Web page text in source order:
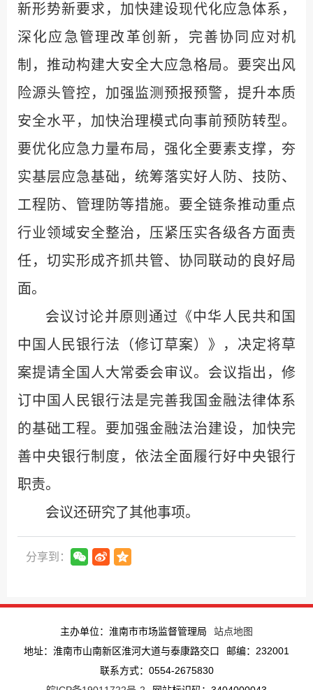
新形势新要求，加快建设现代化应急体系，
深化应急管理改革创新，完善协同应对机
制，推动构建大安全大应急格局。要突出风
险源头管控，加强监测预报预警，提升本质
安全水平，加快治理模式向事前预防转型。
要优化应急力量布局，强化全要素支撑，夯
实基层应急基础，统筹落实好人防、技防、
工程防、管理防等措施。要全链条推动重点
行业领域安全整治，压紧压实各级各方面责
任，切实形成齐抓共管、协同联动的良好局
面。
会议讨论并原则通过《中华人民共和国
中国人民银行法（修订草案）》，决定将草
案提请全国人大常委会审议。会议指出，修
订中国人民银行法是完善我国金融法律体系
的基础工程。要加强金融法治建设，加快完
善中央银行制度，依法全面履行好中央银行
职责。
会议还研究了其他事项。
分享到：
主办单位：淮南市市场监督管理局
站点地图
地址：淮南市山南新区淮河大道与泰康路交口
邮编：232001
联系方式：0554-2675830